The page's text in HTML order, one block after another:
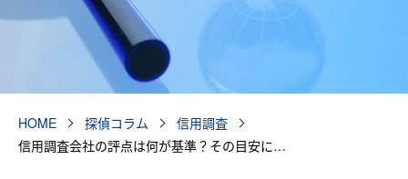
HOME 探偵コラム
信用調査
信用調査会社の評点は何が基準？その目安に…